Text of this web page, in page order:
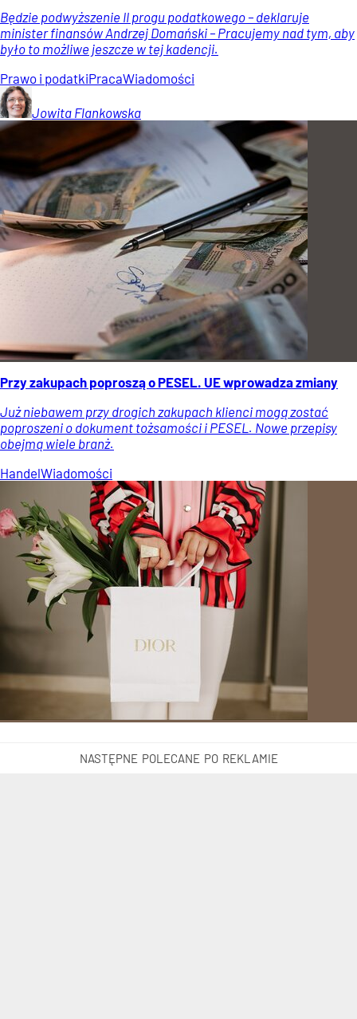
Będzie podwyższenie II progu podatkowego – deklaruje
minister finansów Andrzej Domański – Pracujemy nad tym, aby
było to możliwe jeszcze w tej kadencji.
Prawo i podatkiPracaWiadomości
Jowita Flankowska
Przy zakupach poproszą o PESEL. UE wprowadza zmiany
Już niebawem przy drogich zakupach klienci mogą zostać
poproszeni o dokument tożsamości i PESEL. Nowe przepisy
obejmą wiele branż.
HandelWiadomości